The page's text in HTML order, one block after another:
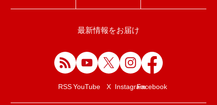
最新情報をお届け
RSSYouTube X InstagramFacebook